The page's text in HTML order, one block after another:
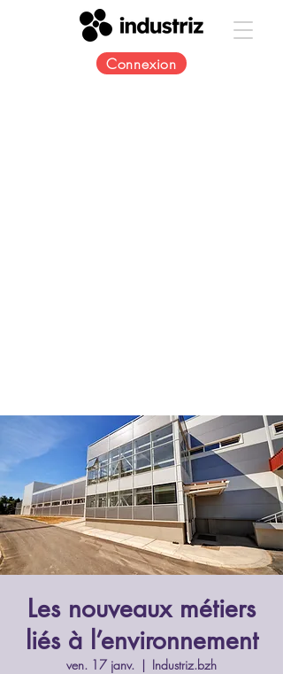
Connexion
Les nouveaux métiers
liés à l’environnement
ven. 17 janv.
  |
Industriz.bzh